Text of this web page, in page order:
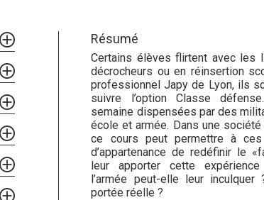
Résumé
Certains élèves flirtent avec les
décrocheurs ou en réinsertion
professionnel Japy de Lyon, ils
suivre l’option Classe
semaine dispensées par des
école et armée. Dans une
ce cours peut permettre à ces
d’appartenance de redéfinir le
leur apporter cette
l’armée peut-elle leur
portée réelle ?